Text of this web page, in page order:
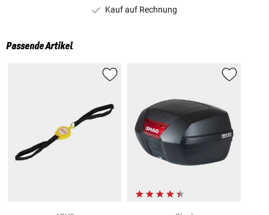
Kauf auf Rechnung
Passende Artikel